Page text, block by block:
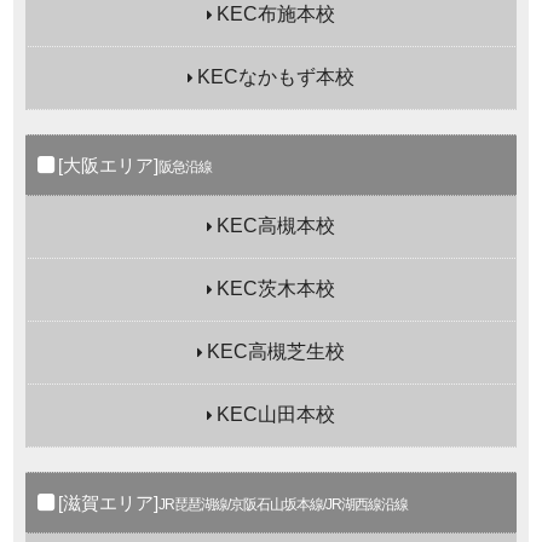
KEC布施本校
KECなかもず本校
[大阪エリア]阪急沿線
KEC高槻本校
KEC茨木本校
KEC高槻芝生校
KEC山田本校
[滋賀エリア]JR琵琶湖線/京阪石山坂本線/JR湖西線沿線